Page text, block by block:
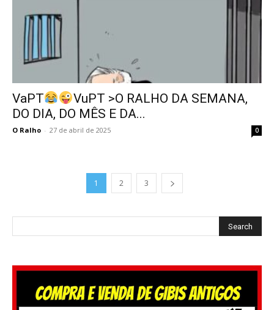
VaPT
VuPT >O RALHO DA SEMANA,
DO DIA, DO MÊS E DA...
O Ralho - 27 de abril de 2025 0
1 2 3